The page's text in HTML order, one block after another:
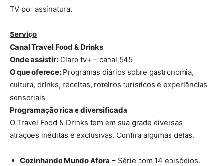
TV por assinatura.
Serviço
Canal Travel Food & Drinks
Onde assistir: Claro tv+ – canal 545
O que oferece: Programas diários sobre gastronomia,
cultura, drinks, receitas, roteiros turísticos e experiências
sensoriais.
Programação rica e diversificada
O Travel Food & Drinks tem em sua grade diversas
atrações inéditas e exclusivas. Confira algumas delas.
Cozinhando Mundo Afora – Série com 14 episódios.